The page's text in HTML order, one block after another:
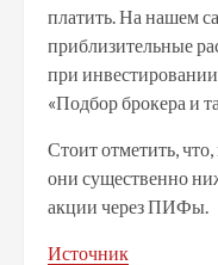
платить. На нашем
приблизительные
при
«Подбор брокера и
Стоит отметить,
они существенно
акции через ПИФы.
Источник